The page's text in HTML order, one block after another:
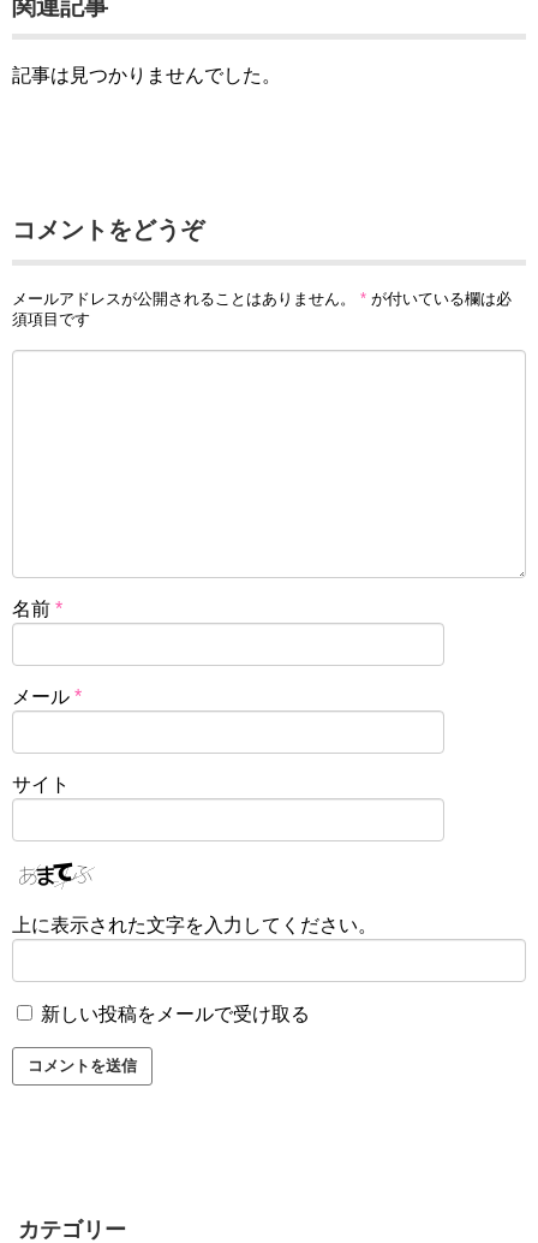
関連記事
記事は見つかりませんでした。
コメントをどうぞ
メールアドレスが公開されることはありません。 * が付いている欄は必
須項目です
名前 *
メール *
サイト
上に表示された文字を入力してください。
新しい投稿をメールで受け取る
カテゴリー